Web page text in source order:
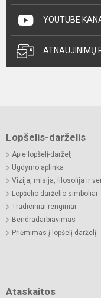
YOUTUBE
ATNAUJINIMŲ
Lopšelis-darželis
Apie lopšelį-darželį
Ugdymo aplinka
Vizija, misija, filosofija ir
Lopšelio-darželio simboliai
Tradiciniai renginiai
Bendradarbiavimas
Priėmimas į lopšelį-darželį
Ataskaitos